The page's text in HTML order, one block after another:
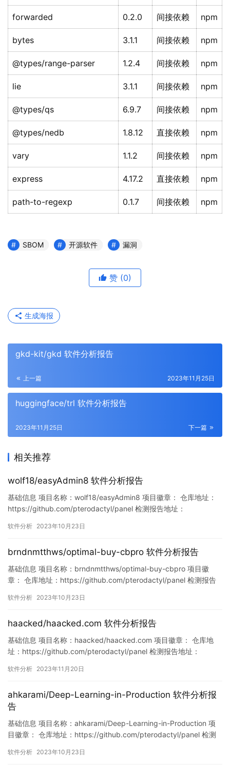
forwarded 0.2.0 间接依赖 npm
bytes 3.1.1 间接依赖 npm
@types/range-parser 1.2.4 间接依赖 npm
lie 3.1.1 间接依赖 npm
@types/qs 6.9.7 间接依赖 npm
@types/nedb 1.8.12 直接依赖 npm
vary 1.1.2 间接依赖 npm
express 4.17.2 直接依赖 npm
path-to-regexp 0.1.7 间接依赖 npm
SBOM 开源软件 漏洞
赞 (0)
生成海报
gkd-kit/gkd 软件分析报告
上一篇 2023年11月25日
huggingface/trl 软件分析报告
下一篇
2023年11月25日
相关推荐
wolf18/easyAdmin8 软件分析报告
基础信息 项目名称：wolf18/easyAdmin8 项目徽章： 仓库地址：
https://github.com/pterodactyl/panel 检测报告地址：
7632/1715407391146426368 此报告由Murphysec提供 …
软件分析 2023年10月23日
brndnmtthws/optimal-buy-cbpro 软件分析报告
基础信息 项目名称：brndnmtthws/optimal-buy-cbpro 项目徽
章： 仓库地址：https://github.com/pterodactyl/panel 检测报告
https://www.murphysec.com/console/report/171647111123466
软件分析 2023年10月23日
haacked/haacked.com 软件分析报告
基础信息 项目名称：haacked/haacked.com 项目徽章： 仓库地
址：https://github.com/pterodactyl/panel 检测报告地址：
4592/1726472357878386688 此报告由Murphysec提…
软件分析 2023年11月20日
ahkarami/Deep-Learning-in-Production 软件分析报
告
基础信息 项目名称：ahkarami/Deep-Learning-in-Production 项
目徽章： 仓库地址：https://github.com/pterodactyl/panel 检测
https://www.murphysec.com/console/report/17155673077953
软件分析 2023年10月23日